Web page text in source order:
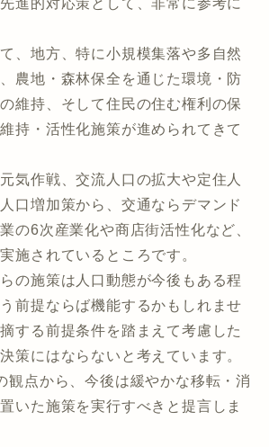
、地方、特に小規模集落や多自然
農地・森林保全を通じた環境・防
維持、そして住民の住む権利の保
持・活性化施策が進められてきて
気作戦、交流人口の拡大や定住人
口増加策から、交通ならデマンド
の6次産業化や商店街活性化など、
施されているところです。
の施策は人口動態が今後もある程
前提ならば機能するかもしれませ
する前提条件を踏まえて考慮した
策にはならないと考えています。
観点から、今後は緩やかな移転・消
いた施策を実行すべきと提言しま